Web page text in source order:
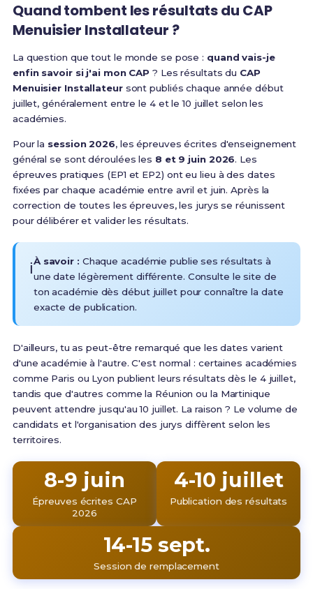
Quand tombent les résultats du CAP
Menuisier Installateur ?
La question que tout le monde se pose : quand vais-je
enfin savoir si j'ai mon CAP ? Les résultats du CAP
Menuisier Installateursont publiés chaque année début
juillet, généralement entre le 4 et le 10 juillet selon les
académies.
Pour la session 2026, les épreuves écrites d'enseignement
général se sont déroulées les 8 et 9 juin 2026. Les
épreuves pratiques (EP1 et EP2) ont eu lieu à des dates
fixées par chaque académie entre avril et juin. Après la
correction de toutes les épreuves, les jurys se réunissent
pour délibérer et valider les résultats.
ℹ️À savoir : Chaque académie publie ses résultats à
une date légèrement différente. Consulte le site de
ton académie dès début juillet pour connaître la date
exacte de publication.
D'ailleurs, tu as peut-être remarqué que les dates varient
d'une académie à l'autre. C'est normal : certaines académies
comme Paris ou Lyon publient leurs résultats dès le 4 juillet,
tandis que d'autres comme la Réunion ou la Martinique
peuvent attendre jusqu'au 10 juillet. La raison ? Le volume de
candidats et l'organisation des jurys diffèrent selon les
territoires.
8-9 juin
Épreuves écrites CAP
2026
4-10 juillet
Publication des résultats
14-15 sept.
Session de remplacement